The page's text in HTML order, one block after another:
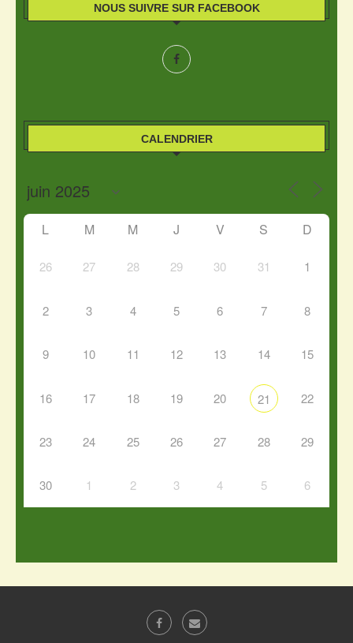
NOUS SUIVRE SUR FACEBOOK
CALENDRIER
L M M J V S D
26 27 28 29 30 31 1
2 3 4 5 6 7 8
9 10 11 12 13 14 15
16 17 18 19 20 21 22
23 24 25 26 27 28 29
30 1 2 3 4 5 6